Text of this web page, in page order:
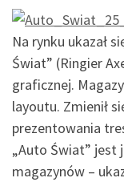
Na rynku ukazał
Świat” (Ringier
graficznej.
layoutu. Zmienił
prezentowania
„Auto Świat” jest
magazynów –